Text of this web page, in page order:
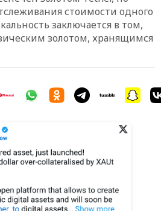
стоимости одного
заключается в том,
золотом, хранящимся